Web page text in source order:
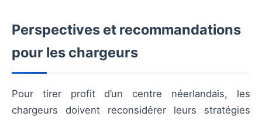
Perspectives et recommandations
pour les chargeurs
Pour tirer profit d’un centre néerlandais, les
chargeurs doivent reconsidérer leurs stratégies